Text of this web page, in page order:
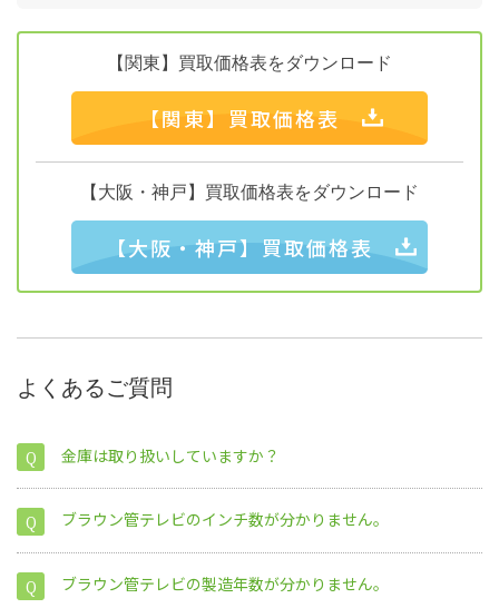
【関東】買取価格表をダウンロード
【関東】買取価格表
【大阪・神戸】買取価格表をダウンロード
【大阪・神戸】買取価格表
よくあるご質問
金庫は取り扱いしていますか？
ブラウン管テレビのインチ数が分かりません。
ブラウン管テレビの製造年数が分かりません。